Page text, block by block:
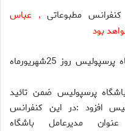
مطبوعاتی, عباس
بود
کنفرانس مطبوعاتی مدیر عامل باشگاه پرسپولیس روز 25شهریورماه
پرسپولیس ضمن تائید
افزود :در این کنفرانس
مدیرعامل باشگاه